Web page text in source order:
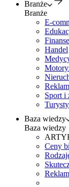
Branże
Branże
E-
Finanse
Handel
Sport i
Baza wiedzy
Baza wiedzy
Ceny